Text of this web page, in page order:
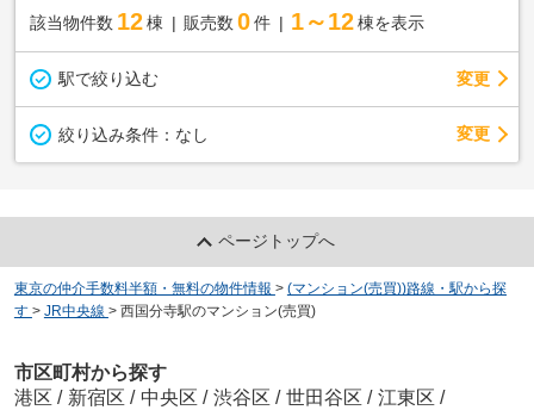
該当物件数 12棟 販売数 0 件 1～12 棟を表示
駅で絞り込む 変更
絞り込み条件： なし 変更
ページトップへ
東京の仲介手数料半額・無料の物件情報 > (マンション(売買))路線・駅から探
す > JR中央線 > 西国分寺駅のマンション(売買)
市区町村から探す
港区 / 新宿区 / 中央区 / 渋谷区 / 世田谷区 / 江東区 /